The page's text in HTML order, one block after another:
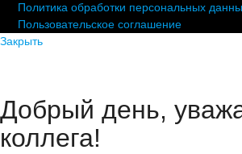
Политика обработки персональных
Пользовательское соглашение
Закрыть
Добрый день,
коллега!